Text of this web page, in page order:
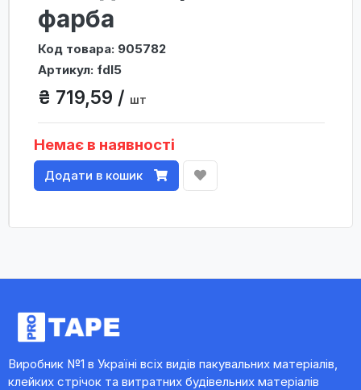
фарба
Код товара: 905782
Артикул: fdl5
₴ 719,59 / шт
Немає в наявності
Додати в кошик
Виробник №1 в Україні всіх видів пакувальних матеріалів,
клейких стрічок та витратних будівельних матеріалів